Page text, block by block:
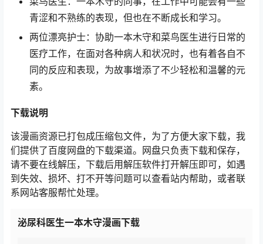
青涩和不熟练的表现，但也在不断成长和学习。
两位漂亮护士：协助一本木守和菜鸟医生进行日常的
医疗工作，在面对各种病人和状况时，也有着各自不
同的反应和表现，为故事增添了不少轻松和温馨的元
素。
下载说明
该漫画资源已打包成压缩包文件，为了方便大家下载，我
们提供了百度网盘的下载渠道。网盘只负责下载和保存，
请不要在线解压，下载后用解压软件打开解压即可，如遇
到失效、损坏、打不开等问题可以查看站内帮助，或者联
系网站客服帮忙处理。
泌尿科医生一本木守漫画下载